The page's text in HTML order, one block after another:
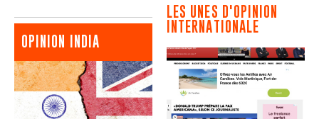
OPINION INDIA
LES UNES D'OPINION
INTERNATIONALE